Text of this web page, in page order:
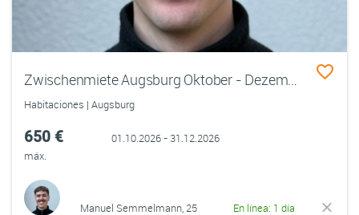
Zwischenmiete Augsburg Oktober - Dezember 2026
Habitaciones | Augsburg
650 €
máx.
01.10.2026 - 31.12.2026
Manuel Semmelmann, 25 En línea: 1 día